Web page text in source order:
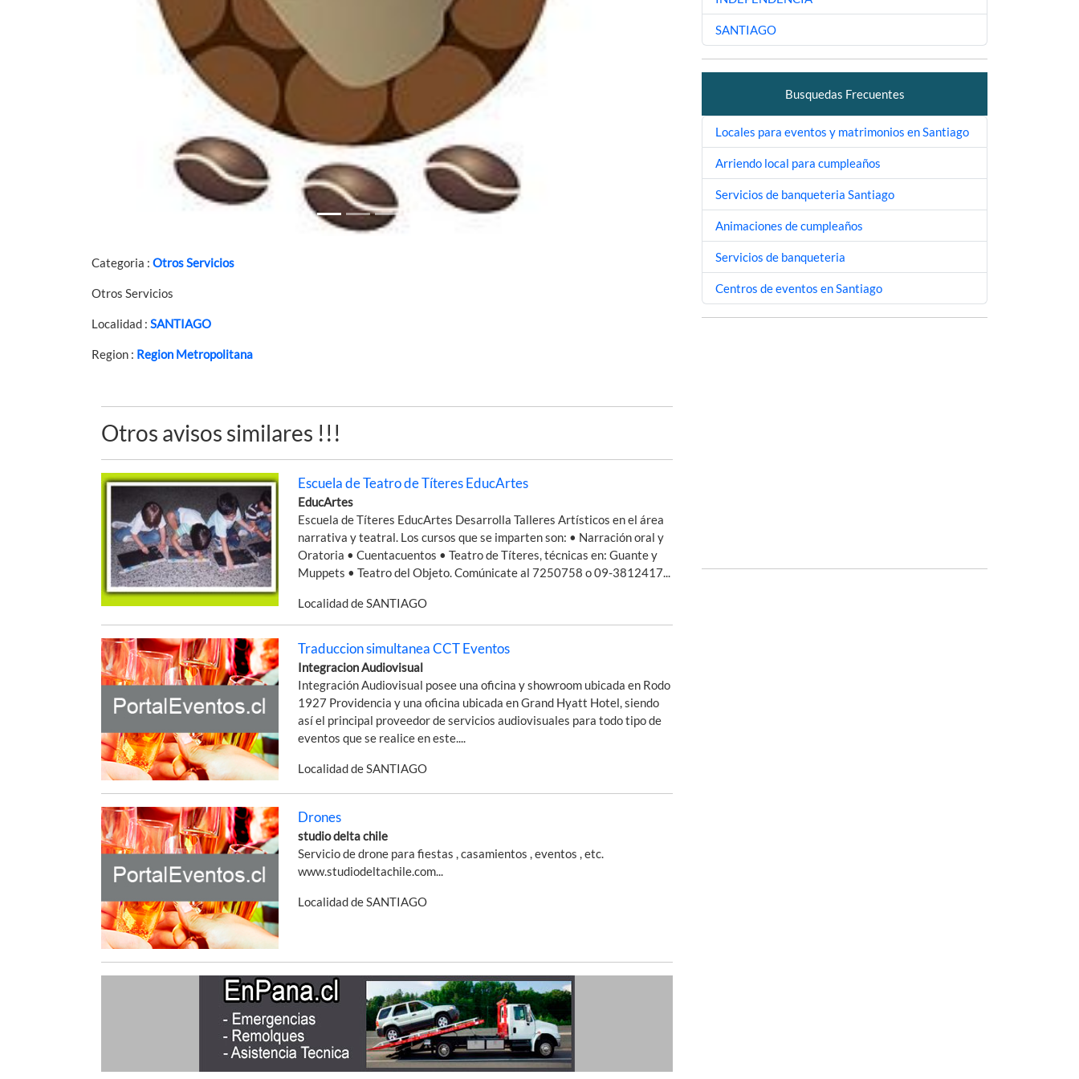
Categoria : Otros Servicios
Otros Servicios
Localidad : SANTIAGO
Region : Region Metropolitana
Otros avisos similares !!!
Escuela de Teatro de Títeres EducArtes
EducArtes
Escuela de Títeres EducArtes Desarrolla Talleres Artísticos en el área
narrativa y teatral. Los cursos que se imparten son: • Narración oral y
Oratoria • Cuentacuentos • Teatro de Títeres, técnicas en: Guante y
Muppets • Teatro del Objeto. Comúnicate al 7250758 o 09-3812417...
Localidad de SANTIAGO
Traduccion simultanea CCT Eventos
Integracion Audiovisual
Integración Audiovisual posee una oficina y showroom ubicada en Rodo
1927 Providencia y una oficina ubicada en Grand Hyatt Hotel, siendo
así el principal proveedor de servicios audiovisuales para todo tipo de
eventos que se realice en este....
Localidad de SANTIAGO
Drones
studio delta chile
Servicio de drone para fiestas , casamientos , eventos , etc.
www.studiodeltachile.com...
Localidad de SANTIAGO
SANTIAGO
Busquedas Frecuentes
Locales para eventos y matrimonios en Santiago
Arriendo local para cumpleaños
Servicios de banqueteria Santiago
Animaciones de cumpleaños
Servicios de banqueteria
Centros de eventos en Santiago